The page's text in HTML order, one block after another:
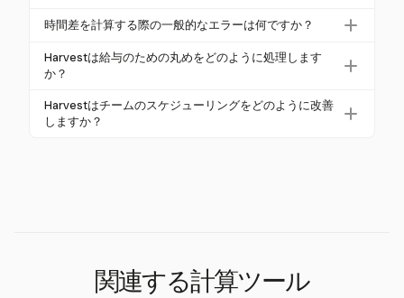
合は、会計ワークフローを効率化し、正確性を向上
させます。
はい、Harvestは異なるタイムゾーンでの時間を追跡
地理的な場所に関係なく、時間の差が正確に計算さ
れます。
時間差を計算する際の一般的なエラーは何ですか？
一般的なエラーには、時間形式の変換ミスや夜間シ
フトを考慮しないことが含まれます。Harvestは、正
フトの自動調整を提供することで、これらの問題に
対処します。
Harvestは給与のための丸めをどのように処理します
か？
Harvestは、米国のFLSAガイドラインに従って時間の
丸めを許可し、最寄りの15分単位に丸めることをサ
Harvestはチームのスケジューリングをどのように改善
しますか？
関連する計算ツール